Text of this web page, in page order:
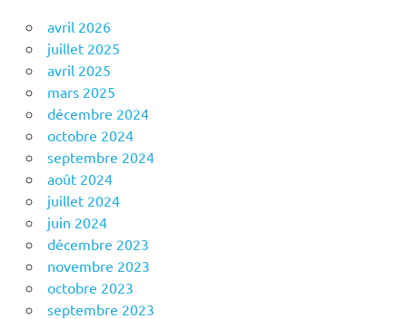
avril 2026
juillet 2025
avril 2025
mars 2025
décembre 2024
octobre 2024
septembre 2024
août 2024
juillet 2024
juin 2024
décembre 2023
novembre 2023
octobre 2023
septembre 2023